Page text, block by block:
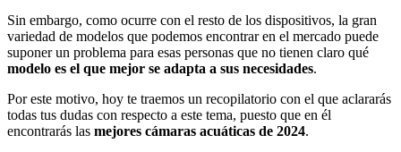
Sin embargo, como ocurre con el resto de los dispositivos, la gran
variedad de modelos que podemos encontrar en el mercado puede
suponer un problema para esas personas que no tienen claro qué
modelo es el que mejor se adapta a sus necesidades.
Por este motivo, hoy te traemos un recopilatorio con el que aclararás
todas tus dudas con respecto a este tema, puesto que en él
encontrarás las mejores cámaras acuáticas de 2024.